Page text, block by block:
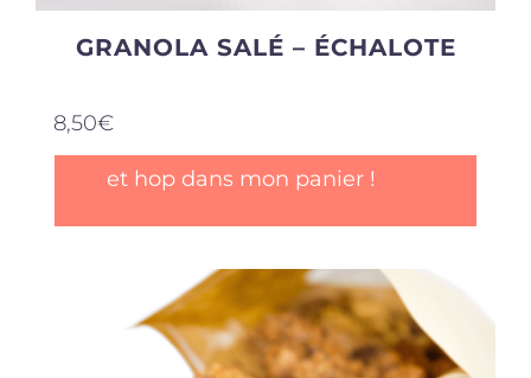
GRANOLA SALÉ – ÉCHALOTE
8,50€
et hop dans mon panier !